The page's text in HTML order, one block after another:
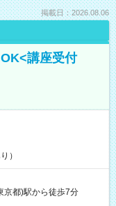
掲載日：2026.08.06
講座受付
）
京都)駅から徒歩7分